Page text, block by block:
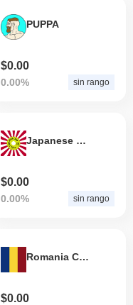
PUPPA
$0.00
0.00% sin rango
Japanese Coin
$0.00
0.00% sin rango
Romania Coin
$0.00